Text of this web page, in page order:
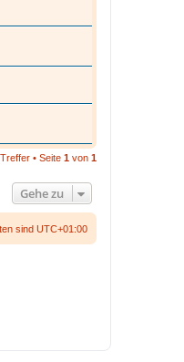
• Seite 1 von 1
Gehe zu
sind UTC+01:00